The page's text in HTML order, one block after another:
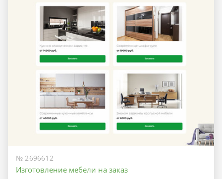
№ 2696612
Изготовление мебели на заказ